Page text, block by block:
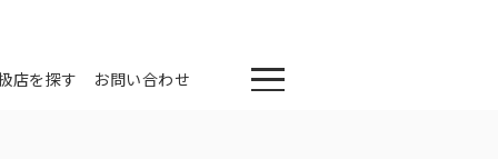
店を探す お問い合わせ